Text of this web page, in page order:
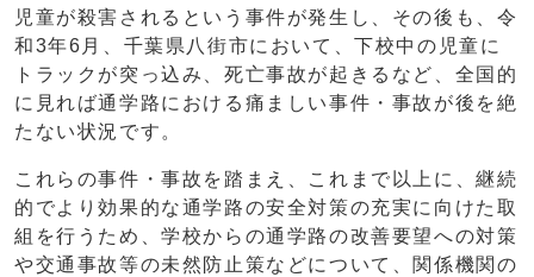
児童が殺害されるという事件が発生し、その後も、令
和3年6月、千葉県八街市において、下校中の児童に
トラックが突っ込み、死亡事故が起きるなど、全国的
に見れば通学路における痛ましい事件・事故が後を絶
たない状況です。
これらの事件・事故を踏まえ、これまで以上に、継続
的でより効果的な通学路の安全対策の充実に向けた取
組を行うため、学校からの通学路の改善要望への対策
や交通事故等の未然防止策などについて、関係機関の